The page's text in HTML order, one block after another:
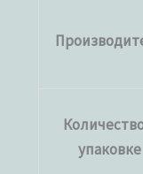
упаковке